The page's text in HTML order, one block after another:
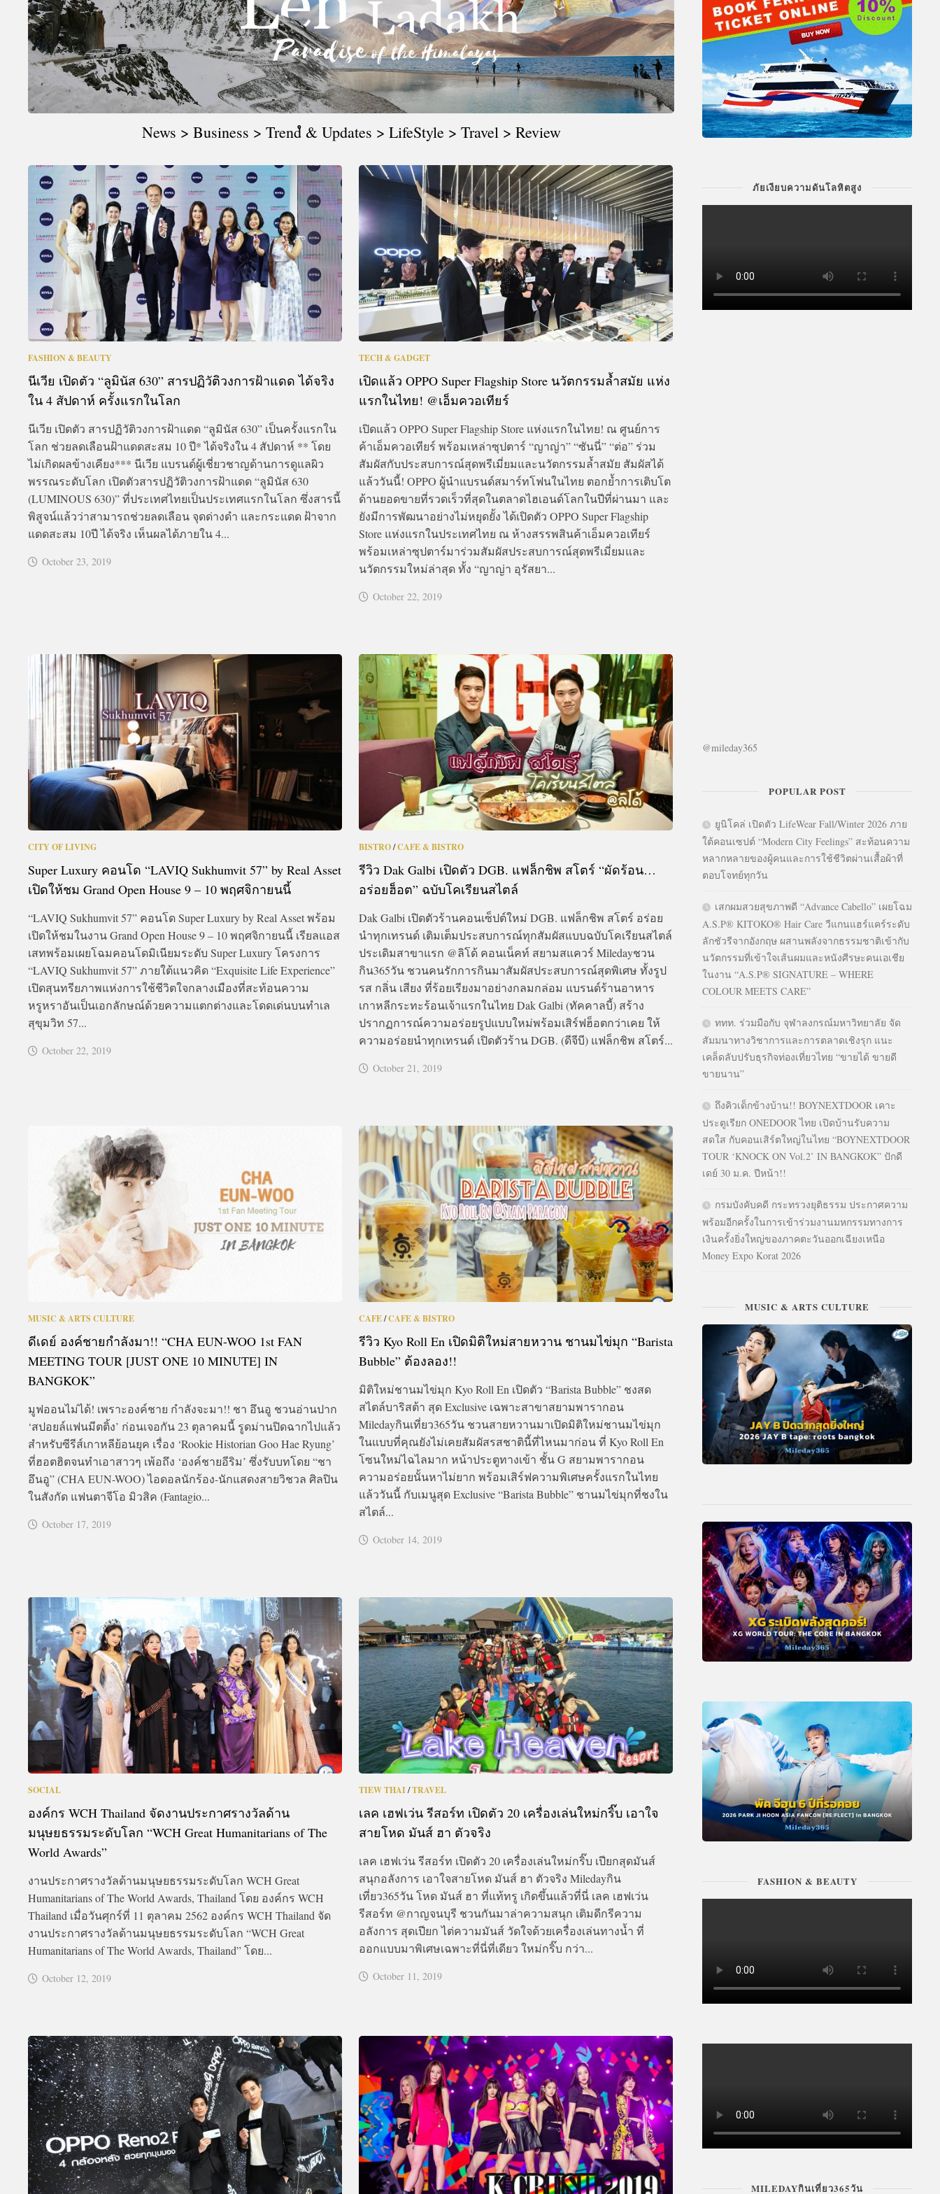
ACTIVITIES
&
EVENT
DEAL
News > Business > Trendํ & Updates > LifeStyle > Travel > Review
FASHION & BEAUTY
นีเวีย เปิดตัว “ลูมินัส 630” สารปฏิวัติวงการฝ้าแดด ได้จริง
ใน 4 สัปดาห์ ครั้งแรกในโลก
นีเวีย เปิดตัว สารปฏิวัติวงการฝ้าแดด “ลูมินัส 630” เป็นครั้งแรกใน
โลก ช่วยลดเลือนฝ้าแดดสะสม 10 ปี* ได้จริงใน 4 สัปดาห์ ** โดย
ไม่เกิดผลข้างเคียง*** นีเวีย แบรนด์ผู้เชี่ยวชาญด้านการดูแลผิว
พรรณระดับโลก เปิดตัวสารปฏิวัติวงการฝ้าแดด “ลูมินัส 630
(LUMINOUS 630)” ที่ประเทศไทยเป็นประเทศแรกในโลก ซึ่งสารนี้
พิสูจน์แล้วว่าสามารถช่วยลดเลือน จุดด่างดำ และกระแดด ฝ้าจาก
แดดสะสม 10ปี ได้จริง เห็นผลได้ภายใน 4...
October 23, 2019
TECH & GADGET
เปิดแล้ว OPPO Super Flagship Store นวัตกรรมล้ำสมัย แห่ง
แรกในไทย! @เอ็มควอเทียร์
เปิดแล้ว OPPO Super Flagship Store แห่งแรกในไทย! ณ ศูนย์การ
ค้าเอ็มควอเทียร์ พร้อมเหล่าซุปตาร์ “ญาญ่า” “ซันนี่” “ต่อ” ร่วม
สัมผัสกับประสบการณ์สุดพรีเมี่ยมและนวัตกรรมล้ำสมัย สัมผัสได้
แล้ววันนี้! OPPO ผู้นำแบรนด์สมาร์ทโฟนในไทย ตอกย้ำการเติบโต
ด้านยอดขายที่รวดเร็วที่สุดในตลาดไฮเอนด์โลกในปีที่ผ่านมา และ
ยังมีการพัฒนาอย่างไม่หยุดยั้ง ได้เปิดตัว OPPO Super Flagship
Store แห่งแรกในประเทศไทย ณ ห้างสรรพสินค้าเอ็มควอเทียร์
พร้อมเหล่าซุปตาร์มาร่วมสัมผัสประสบการณ์สุดพรีเมี่ยมและ
นวัตกรรมใหม่ล่าสุด ทั้ง “ญาญ่า อุรัสยา...
October 22, 2019
CITY OF LIVING
Super Luxury คอนโด “LAVIQ Sukhumvit 57” by Real Asset
เปิดให้ชม Grand Open House 9 – 10 พฤศจิกายนนี้
“LAVIQ Sukhumvit 57” คอนโด Super Luxury by Real Asset พร้อม
เปิดให้ชมในงาน Grand Open House 9 – 10 พฤศจิกายนนี้ เรียลแอส
เสทพร้อมเผยโฉมคอนโดมิเนียมระดับ Super Luxury โครงการ
“LAVIQ Sukhumvit 57” ภายใต้แนวคิด “Exquisite Life Experience”
เปิดสุนทรียภาพแห่งการใช้ชีวิตใจกลางเมืองที่สะท้อนความ
หรูหราอันเป็นเอกลักษณ์ด้วยความแตกต่างและโดดเด่นบนทำเล
สุขุมวิท 57...
October 22, 2019
BISTRO/CAFE & BISTRO
รีวิว Dak Galbi เปิดตัว DGB. แฟล็กชิพ สโตร์ “ผัดร้อน…
อร่อยฮ็อต” ฉบับโคเรียนสไตล์
Dak Galbi เปิดตัวร้านคอนเซ็ปต์ใหม่ DGB. แฟล็กชิพ สโตร์ อร่อย
นำทุกเทรนด์ เติมเต็มประสบการณ์ทุกสัมผัสแบบฉบับโคเรียนสไตล์
ประเดิมสาขาแรก @ลิโด้ คอนเน็คท์ สยามสแควร์ Miledayชวน
กิน365วัน ชวนคนรักการกินมาสัมผัสประสบการณ์สุดพิเศษ ทั้งรูป
รส กลิ่น เสียง ที่ร้อยเรียงมาอย่างกลมกล่อม แบรนด์ร้านอาหาร
เกาหลีกระทะร้อนเจ้าแรกในไทย Dak Galbi (ทัคคาลบี้) สร้าง
ปรากฏการณ์ความอร่อยรูปแบบใหม่พร้อมเสิร์ฟฮ็อตกว่าเคย ให้
ความอร่อยนำทุกเทรนด์ เปิดตัวร้าน DGB. (ดีจีบี) แฟล็กชิพ สโตร์...
October 21, 2019
MUSIC & ARTS CULTURE
ดีเดย์ องค์ชายกำลังมา!! “CHA EUN-WOO 1st FAN
MEETING TOUR [JUST ONE 10 MINUTE] IN
BANGKOK”
มูฟออนไม่ได้! เพราะองค์ชาย กำลังจะมา!! ชา อึนอู ชวนอ่านปาก
‘สปอยล์แฟนมีตติ้ง’ ก่อนเจอกัน 23 ตุลาคมนี้ รูดม่านปิดฉากไปแล้ว
สำหรับซีรีส์เกาหลีย้อนยุค เรื่อง ‘Rookie Historian Goo Hae Ryung’
ที่ฮอตฮิตจนทำเอาสาวๆ เพ้อถึง ‘องค์ชายอีริม’ ซึ่งรับบทโดย “ชา
อึนอู” (CHA EUN-WOO) ไอดอลนักร้อง-นักแสดงสายวิชวล ศิลปิน
ในสังกัด แฟนตาจีโอ มิวสิค (Fantagio...
October 17, 2019
CAFE/CAFE & BISTRO
รีวิว Kyo Roll En เปิดมิติใหม่สายหวาน ชานมไข่มุก “Barista
Bubble” ต้องลอง!!
มิติใหม่ชานมไข่มุก Kyo Roll En เปิดตัว “Barista Bubble” ชงสด
สไตล์บาริสต้า สุด Exclusive เฉพาะสาขาสยามพารากอน
Miledayกินเที่ยว365วัน ชวนสายหวานมาเปิดมิติใหม่ชานมไข่มุก
ในแบบที่คุณยังไม่เคยสัมผัสรสชาตินี้ที่ไหนมาก่อน ที่ Kyo Roll En
โซนใหม่ไฉไลมาก หน้าประตูทางเข้า ชั้น G สยามพารากอน
ความอร่อยนั้นหาไม่ยาก พร้อมเสิร์ฟความพิเศษครั้งแรกในไทย
แล้ววันนี้ กับเมนูสุด Exclusive “Barista Bubble” ชานมไข่มุกที่ชงใน
สไตล์...
October 14, 2019
SOCIAL
องค์กร WCH Thailand จัดงานประกาศรางวัลด้าน
มนุษยธรรมระดับโลก “WCH Great Humanitarians of The
World Awards”
งานประกาศรางวัลด้านมนุษยธรรมระดับโลก WCH Great
Humanitarians of The World Awards, Thailand โดย องค์กร WCH
Thailand เมื่อวันศุกร์ที่ 11 ตุลาคม 2562 องค์กร WCH Thailand จัด
งานประกาศรางวัลด้านมนุษยธรรมระดับโลก “WCH Great
Humanitarians of The World Awards, Thailand” โดย...
October 12, 2019
TIEW THAI/TRAVEL
เลค เฮฟเว่น รีสอร์ท เปิดตัว 20 เครื่องเล่นใหม่กริ๊บ เอาใจ
สายโหด มันส์ ฮา ตัวจริง
เลค เฮฟเว่น รีสอร์ท เปิดตัว 20 เครื่องเล่นใหม่กริ๊บ เปียกสุดมันส์
สนุกอลังการ เอาใจสายโหด มันส์ ฮา ตัวจริง Miledayกิน
เที่ยว365วัน โหด มันส์ ฮา ที่แท้ทรู เกิดขึ้นแล้วที่นี่ เลค เฮฟเว่น
รีสอร์ท @กาญจนบุรี ชวนกันมาล่าความสนุก เติมดีกรีความ
อลังการ สุดเปียก ไต่ความมันส์ วัดใจด้วยเครื่องเล่นทางน้ำ ที่
ออกแบบมาพิเศษเฉพาะที่นี่ที่เดียว ใหม่กริ๊บ กว่า...
October 11, 2019
ภัยเงียบความดันโลหิตสูง
@mileday365
POPULAR POST
ยูนิโคล่ เปิดตัว LifeWear Fall/Winter 2026 ภาย
ใต้คอนเซปต์ “Modern City Feelings” สะท้อนความ
หลากหลายของผู้คนและการใช้ชีวิตผ่านเสื้อผ้าที่
ตอบโจทย์ทุกวัน
เสกผมสวยสุขภาพดี “Advance Cabello” เผยโฉม
A.S.P® KITOKO® Hair Care วีแกนแฮร์แคร์ระดับ
ลักชัวรีจากอังกฤษ ผสานพลังจากธรรมชาติเข้ากับ
นวัตกรรมที่เข้าใจเส้นผมและหนังศีรษะคนเอเชีย
ในงาน “A.S.P® SIGNATURE – WHERE
COLOUR MEETS CARE”
ททท. ร่วมมือกับ จุฬาลงกรณ์มหาวิทยาลัย จัด
สัมมนาทางวิชาการและการตลาดเชิงรุก แนะ
เคล็ดลับปรับธุรกิจท่องเที่ยวไทย “ขายได้ ขายดี
ขายนาน”
ถึงคิวเด็กข้างบ้าน!! BOYNEXTDOOR เคาะ
ประตูเรียก ONEDOOR ไทย เปิดบ้านรับความ
สดใส กับคอนเสิร์ตใหญ่ในไทย “BOYNEXTDOOR
TOUR ‘KNOCK ON Vol.2’ IN BANGKOK” ปักดี
เดย์ 30 ม.ค. ปีหน้า!!
กรมบังคับคดี กระทรวงยุติธรรม ประกาศความ
พร้อมอีกครั้งในการเข้าร่วมงานมหกรรมทางการ
เงินครั้งยิ่งใหญ่ของภาคตะวันออกเฉียงเหนือ
Money Expo Korat 2026
MUSIC & ARTS CULTURE
FASHION & BEAUTY
MILEDAYกินเที่ยว365วัน